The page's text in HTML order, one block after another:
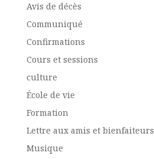
Avis de décès
Communiqué
Confirmations
Cours et sessions
culture
École de vie
Formation
Lettre aux amis et bienfaiteurs
Musique